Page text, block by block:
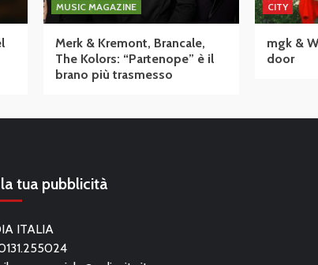
MUSIC MAGAZINE
Merk & Kremont, Brancale,
The Kolors: “Partenope” è il
brano più trasmesso
CITY
mgk &
door
tua pubblicità
ITALIA